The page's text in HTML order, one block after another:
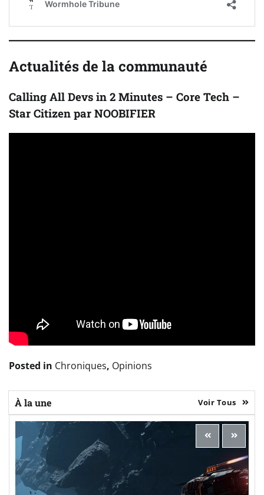
Actualités de la communauté
Calling All Devs in 2 Minutes – Core Tech –
Star Citizen par NOOBIFIER
Posted in Chroniques, Opinions
À la une Voir Tous